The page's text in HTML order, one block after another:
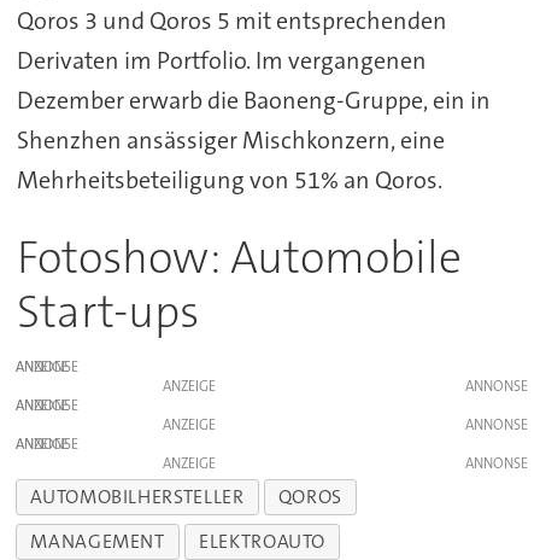
Qoros 3 und Qoros 5 mit entsprechenden
Derivaten im Portfolio. Im vergangenen
Dezember erwarb die Baoneng-Gruppe, ein in
Shenzhen ansässiger Mischkonzern, eine
Mehrheitsbeteiligung von 51% an Qoros.
Fotoshow: Automobile
Start-ups
ANZEIGE
ANZEIGE
ANZEIGE
ANZEIGE
ANZEIGE
ANZEIGE
AUTOMOBILHERSTELLER
QOROS
MANAGEMENT
ELEKTROAUTO